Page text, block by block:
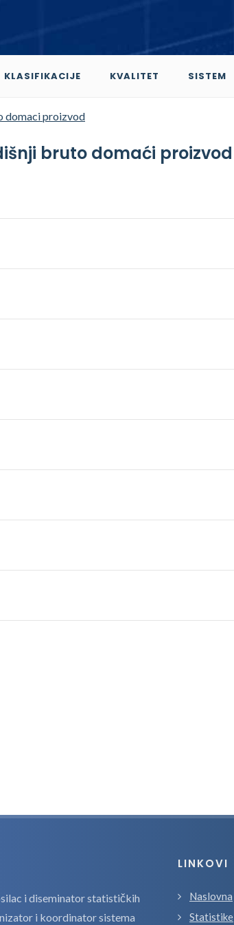
KLASIFIKACIJE KVALITET SISTEM
domaci proizvod
bruto domaći proizvod
i diseminator statističkih
i koordinator sistema
LINKOVI
Naslovna
Statistike